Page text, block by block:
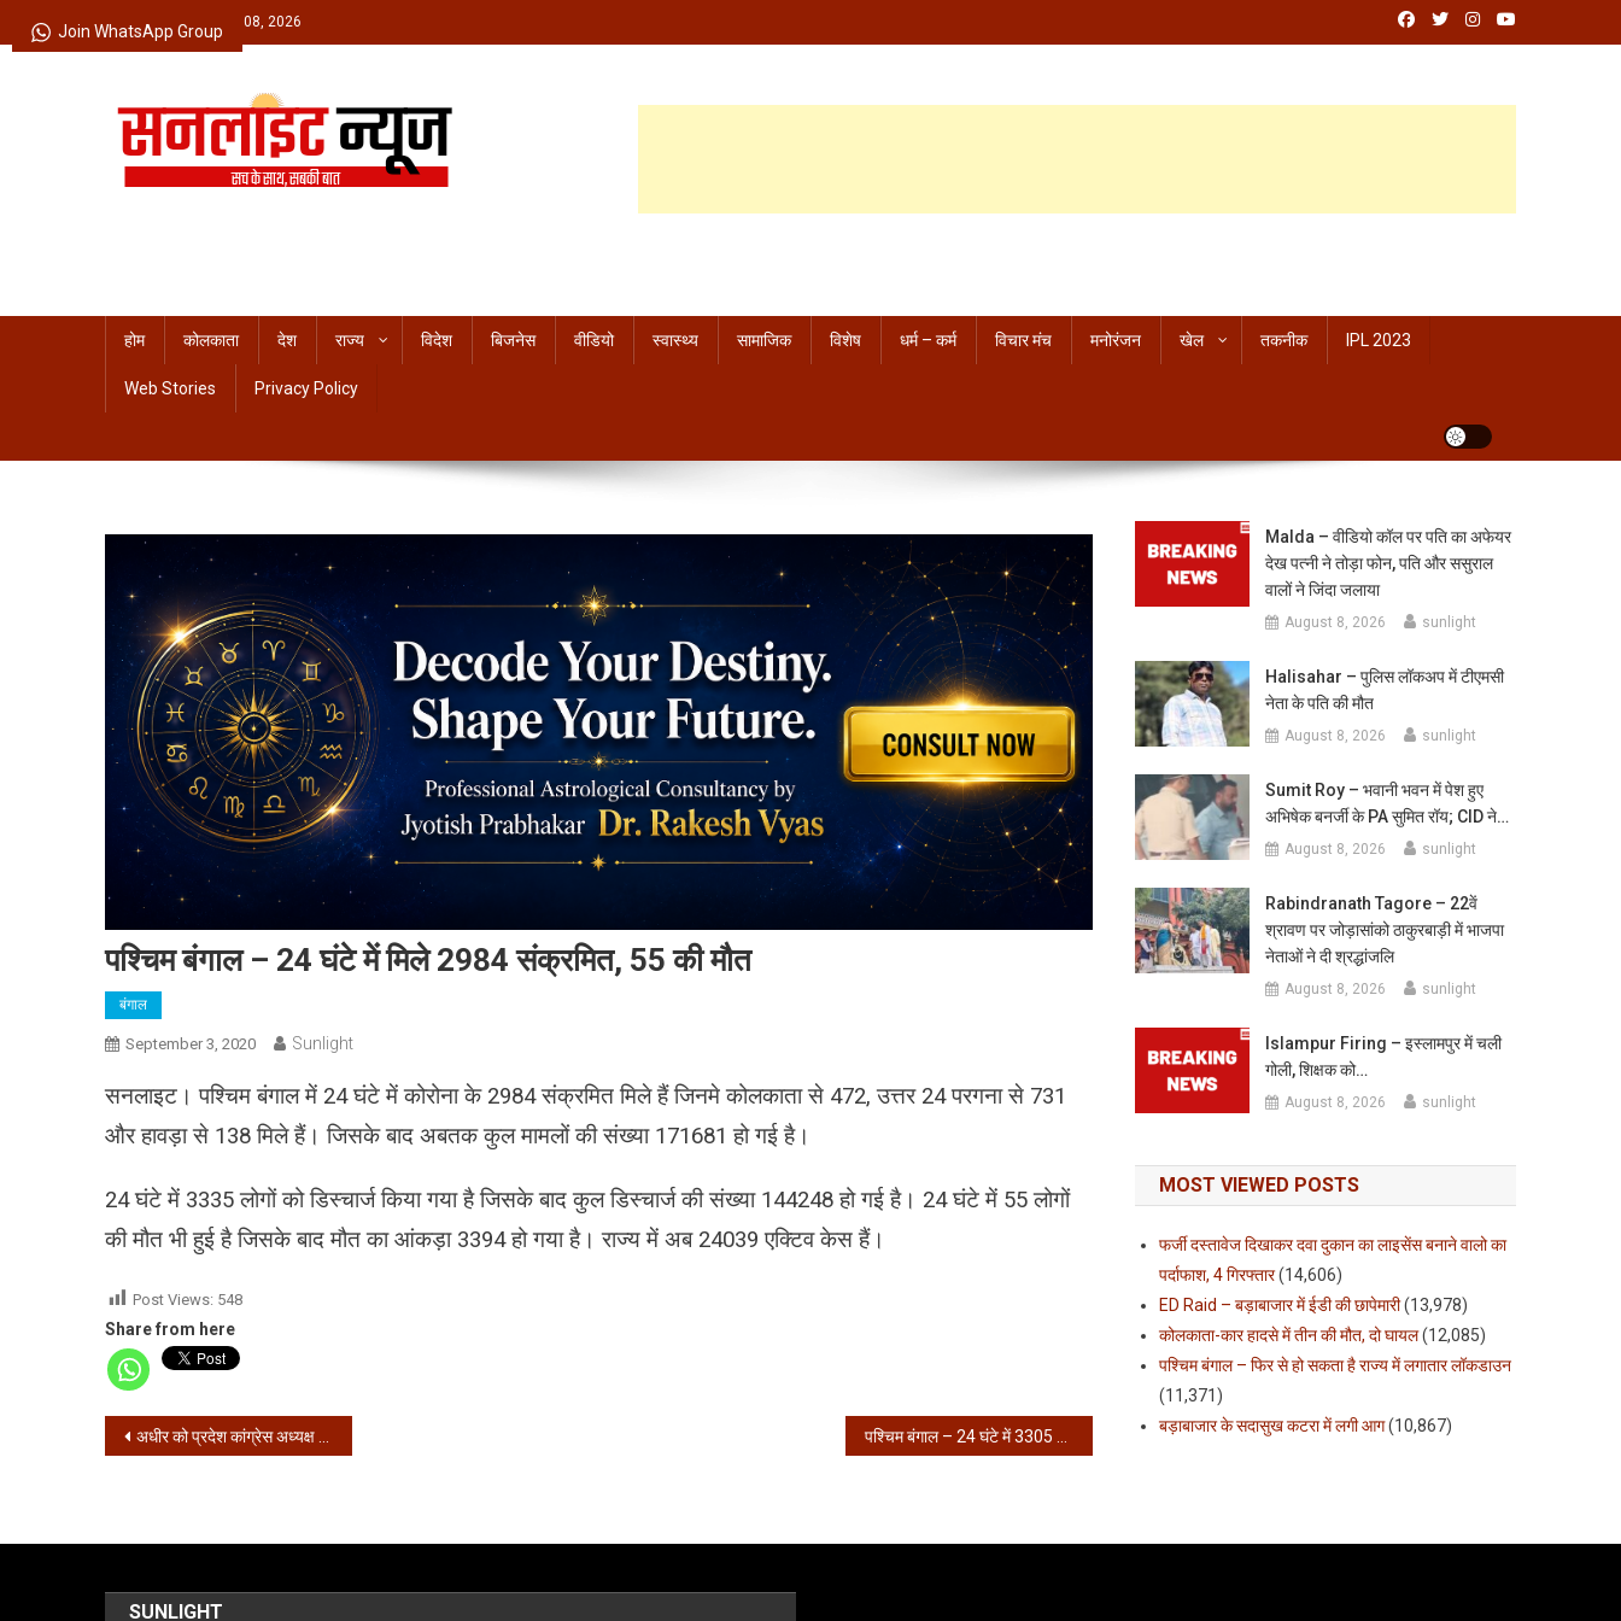
to
Saturday, August 08, 2026
होम कोलकाता देश राज्य विदेश बिजनेस वीडियो स्वास्थ्य सामाजिक विशेष धर्म – कर्म विचार मंच मनोरंजन खेल तकनीक IPL 2023
Web Stories Privacy Policy
पश्चिम बंगाल – 24 घंटे में मिले 2984 संक्रमित, 55 की मौत
बंगाल
September 3, 2020 Sunlight
सनलाइट। पश्चिम बंगाल में 24 घंटे में कोरोना के 2984 संक्रमित मिले हैं जिनमे कोलकाता से 472, उत्तर 24 परगना से 731
और हावड़ा से 138 मिले हैं। जिसके बाद अबतक कुल मामलों की संख्या 171681 हो गई है।
24 घंटे में 3335 लोगों को डिस्चार्ज किया गया है जिसके बाद कुल डिस्चार्ज की संख्या 144248 हो गई है। 24 घंटे में 55 लोगों
की मौत भी हुई है जिसके बाद मौत का आंकड़ा 3394 हो गया है। राज्य में अब 24039 एक्टिव केस हैं।
Post Views: 548
Share from here
Post
अधीर को प्रदेश कांग्रेस अध्यक्ष बनाने की मांग तेज, मन्नान ने लिखा सोनिया को खत पश्चिम बंगाल – 24 घंटे में 3305 डिस्चार्ज, 2978 संक्रमित
Malda – वीडियो कॉल पर पति का अफेयर
देख पत्नी ने तोड़ा फोन, पति और ससुराल
वालों ने जिंदा जलाया
August 8, 2026 sunlight
Halisahar – पुलिस लॉकअप में टीएमसी
नेता के पति की मौत
August 8, 2026 sunlight
Sumit Roy – भवानी भवन में पेश हुए
अभिषेक बनर्जी के PA सुमित रॉय; CID ने…
August 8, 2026 sunlight
Rabindranath Tagore – 22वें
श्रावण पर जोड़ासांको ठाकुरबाड़ी में भाजपा
नेताओं ने दी श्रद्धांजलि
August 8, 2026 sunlight
Islampur Firing – इस्लामपुर में चली
गोली, शिक्षक को…
August 8, 2026 sunlight
MOST VIEWED POSTS
फर्जी दस्तावेज दिखाकर दवा दुकान का लाइसेंस बनाने वालो का
पर्दाफाश, 4 गिरफ्तार(14,606)
ED Raid – बड़ाबाजार में ईडी की छापेमारी(13,978)
कोलकाता-कार हादसे में तीन की मौत, दो घायल(12,085)
पश्चिम बंगाल – फिर से हो सकता है राज्य में लगातार लॉकडाउन
(11,371)
बड़ाबाजार के सदासुख कटरा में लगी आग(10,867)
SUNLIGHT
Join WhatsApp Group